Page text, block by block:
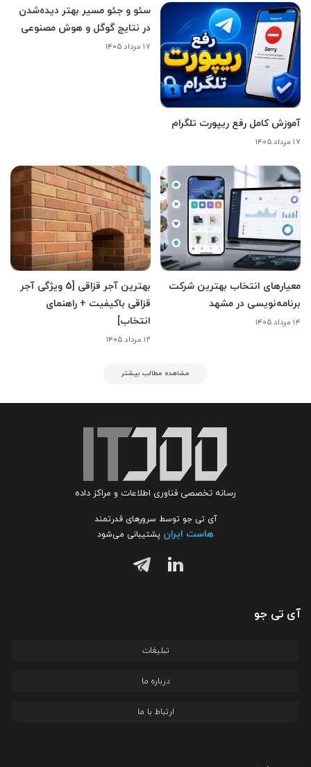
آموزش کامل رفع ریپورت تلگرام
۱۷ مرداد ۱۴۰۵
سئو و جئو مسیر بهتر دیده‌شدن
در نتایج گوگل و هوش مصنوعی
۱۷ مرداد ۱۴۰۵
معیارهای انتخاب بهترین شرکت
برنامه‌نویسی در مشهد
۱۴ مرداد ۱۴۰۵
بهترین آجر قزاقی [5 ویژگی آجر
قزاقی باکیفیت + راهنمای
انتخاب]
۱۲ مرداد ۱۴۰۵
مشاهده مطالب بیشتر
رسانه تخصصی فناوری اطلاعات و مراکز داده
آی تی جو توسط سرورهای قدرتمند
هاست ایران پشتیبانی می‌شود
آی تی جو
تبلیغات
درباره ما
ارتباط با ما